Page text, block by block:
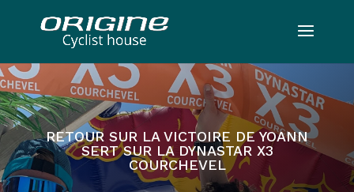
RETOUR SUR LA VICTOIRE DE YOANN
SERT SUR LA DYNASTAR X3
COURCHEVEL